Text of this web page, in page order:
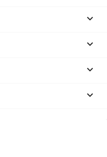



keyboard_arrow_down